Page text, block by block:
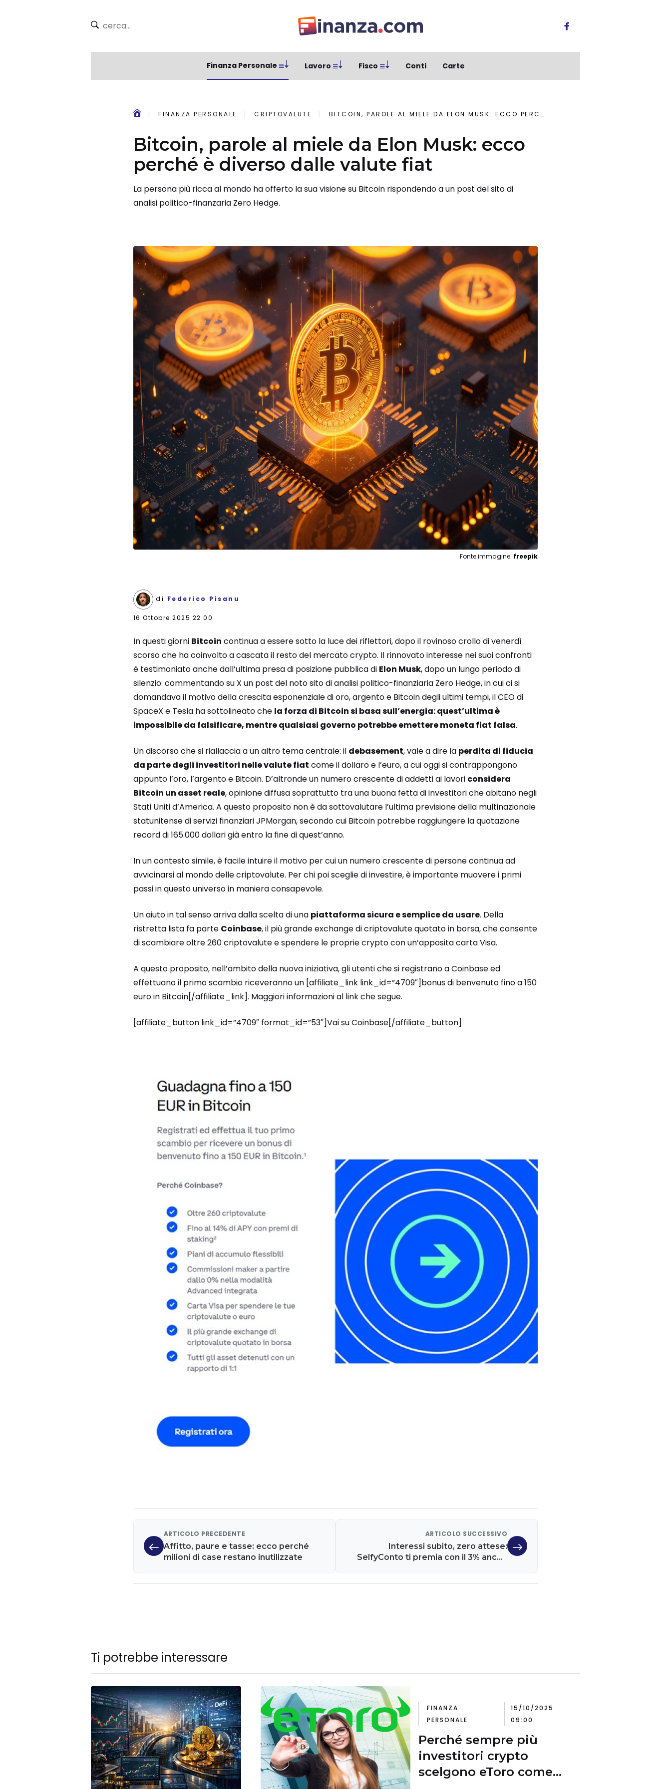
Finanza Personale Lavoro Fisco Conti Carte
FINANZA PERSONALE CRIPTOVALUTE BITCOIN, PAROLE AL MIELE DA ELON MUSK: ECCO PERCHÉ È DIVERSO DALLE VALUTE FIAT
Bitcoin, parole al miele da Elon Musk: ecco
perché è diverso dalle valute fiat
La persona più ricca al mondo ha offerto la sua visione su Bitcoin rispondendo a un post del sito di
analisi politico-finanzaria Zero Hedge.
Fonte immagine: freepik
di Federico Pisanu
16 Ottobre 2025 22:00
In questi giorni Bitcoin continua a essere sotto la luce dei riflettori, dopo il rovinoso crollo di venerdì
scorso che ha coinvolto a cascata il resto del mercato crypto. Il rinnovato interesse nei suoi confronti
è testimoniato anche dall’ultima presa di posizione pubblica di Elon Musk, dopo un lungo periodo di
silenzio: commentando su X un post del noto sito di analisi politico-finanziaria Zero Hedge, in cui ci si
domandava il motivo della crescita esponenziale di oro, argento e Bitcoin degli ultimi tempi, il CEO di
SpaceX e Tesla ha sottolineato che la forza di Bitcoin si basa sull’energia: quest’ultima è
impossibile da falsificare, mentre qualsiasi governo potrebbe emettere moneta fiat falsa.
Un discorso che si riallaccia a un altro tema centrale: il debasement, vale a dire la perdita di fiducia
da parte degli investitori nelle valute fiat come il dollaro e l’euro, a cui oggi si contrappongono
appunto l’oro, l’argento e Bitcoin. D’altronde un numero crescente di addetti ai lavori considera
Bitcoin un asset reale, opinione diffusa soprattutto tra una buona fetta di investitori che abitano negli
Stati Uniti d’America. A questo proposito non è da sottovalutare l’ultima previsione della multinazionale
statunitense di servizi finanziari JPMorgan, secondo cui Bitcoin potrebbe raggiungere la quotazione
record di 165.000 dollari già entro la fine di quest’anno.
In un contesto simile, è facile intuire il motivo per cui un numero crescente di persone continua ad
avvicinarsi al mondo delle criptovalute. Per chi poi sceglie di investire, è importante muovere i primi
passi in questo universo in maniera consapevole.
Un aiuto in tal senso arriva dalla scelta di una piattaforma sicura e semplice da usare. Della
ristretta lista fa parte Coinbase, il più grande exchange di criptovalute quotato in borsa, che consente
di scambiare oltre 260 criptovalute e spendere le proprie crypto con un’apposita carta Visa.
A questo proposito, nell’ambito della nuova iniziativa, gli utenti che si registrano a Coinbase ed
effettuano il primo scambio riceveranno un [affiliate_link link_id=”4709″]bonus di benvenuto fino a 150
euro in Bitcoin[/affiliate_link]. Maggiori informazioni al link che segue.
[affiliate_button link_id=”4709″ format_id=”53″]Vai su Coinbase[/affiliate_button]
ARTICOLO PRECEDENTE
Affitto, paure e tasse: ecco perché
milioni di case restano inutilizzate
ARTICOLO SUCCESSIVO
Interessi subito, zero attese:
SelfyConto ti premia con il 3% anche
Ti potrebbe interessare
FINANZA
PERSONALE
15/10/2025
09:00
Perché sempre più
investitori crypto
scelgono eToro come